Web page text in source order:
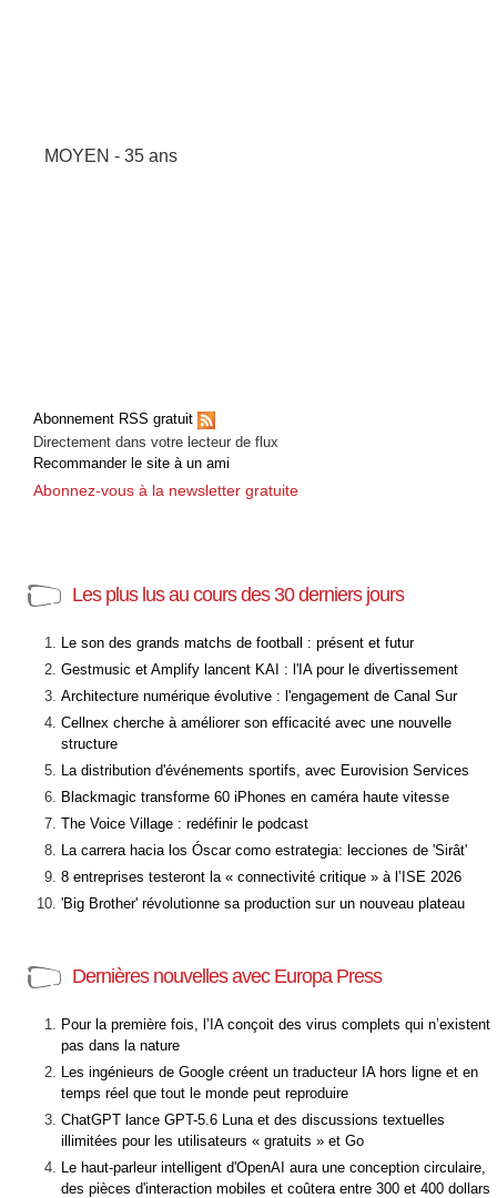
MOYEN - 35 ans
Abonnement RSS gratuit
Directement dans votre lecteur de flux
Recommander le site à un ami
Abonnez-vous à la newsletter gratuite
Les plus lus au cours des 30 derniers jours
Le son des grands matchs de football : présent et futur
Gestmusic et Amplify lancent KAI : l'IA pour le divertissement
Architecture numérique évolutive : l'engagement de Canal Sur
Cellnex cherche à améliorer son efficacité avec une nouvelle
structure
La distribution d'événements sportifs, avec Eurovision Services
Blackmagic transforme 60 iPhones en caméra haute vitesse
The Voice Village : redéfinir le podcast
La carrera hacia los Óscar como estrategia: lecciones de 'Sirât'
8 entreprises testeront la « connectivité critique » à l’ISE 2026
'Big Brother' révolutionne sa production sur un nouveau plateau
Dernières nouvelles avec Europa Press
Pour la première fois, l’IA conçoit des virus complets qui n’existent
pas dans la nature
Les ingénieurs de Google créent un traducteur IA hors ligne et en
temps réel que tout le monde peut reproduire
ChatGPT lance GPT-5.6 Luna et des discussions textuelles
illimitées pour les utilisateurs « gratuits » et Go
Le haut-parleur intelligent d'OpenAI aura une conception circulaire,
des pièces d'interaction mobiles et coûtera entre 300 et 400 dollars